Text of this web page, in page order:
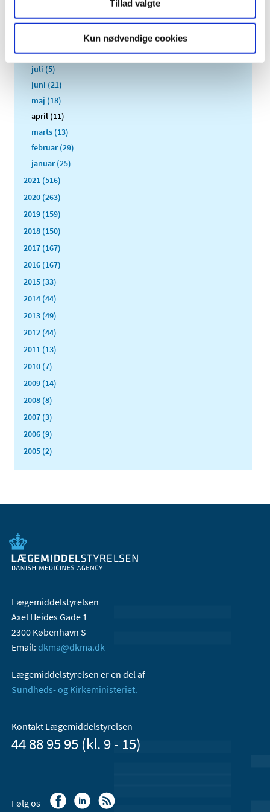
Tillad valgte
Kun nødvendige cookies
oktober (17)
september (13)
august (8)
juli (5)
juni (21)
maj (18)
april (11)
marts (13)
februar (29)
januar (25)
2021 (516)
2020 (263)
2019 (159)
2018 (150)
2017 (167)
2016 (167)
2015 (33)
2014 (44)
2013 (49)
2012 (44)
2011 (13)
2010 (7)
2009 (14)
2008 (8)
2007 (3)
2006 (9)
2005 (2)
Lægemiddelstyrelsen
Axel Heides Gade 1
2300 København S
Email: dkma@dkma.dk
Lægemiddelstyrelsen er en del af
Sundheds- og Kirkeministeriet.
Kontakt Lægemiddelstyrelsen
44 88 95 95 (kl. 9 - 15)
Følg os